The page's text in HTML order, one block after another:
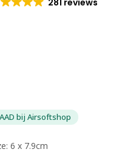
281 reviews
bij Airsoftshop
6 x 7.9cm